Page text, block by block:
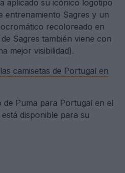
aplicado su icónico logotipo
entrenamiento Sagres y un
recoloreado en
Sagres también viene con
mejor visibilidad).
camisetas de Portugal en
de Puma para Portugal en el
disponible para su